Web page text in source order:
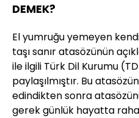
DEMEK?
El yumruğu yemeyen
taşı sanır atasözünün
ile ilgili Türk Dil Kurumu
paylaşılmıştır. Bu
edindikten sonra
gerek günlük hayatta